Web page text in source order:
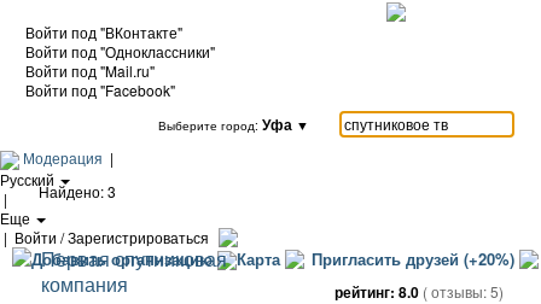
Войти под "ВКонтакте"
Войти под "Одноклассники"
Войти под "Mail.ru"
Войти под "Facebook"
Выберите город: Уфа ▼
Модерация |
Русский
|
Еще
| Войти / Зарегистрироваться
Добавить организацию Карта Пригласить друзей (+20%)
Найдено: 3
Первая спутниковая
компания
рейтинг: 8.0 ( отзывы:5)